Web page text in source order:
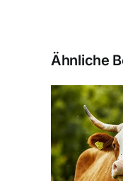
Ähnliche